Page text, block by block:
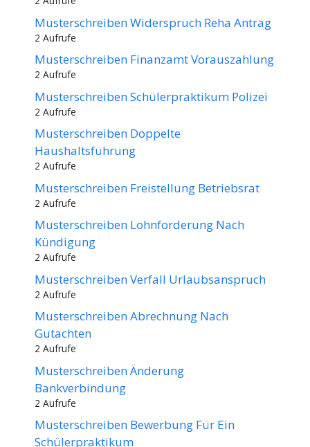
Musterschreiben Widerspruch Reha Antrag
2 Aufrufe
Musterschreiben Finanzamt Vorauszahlung
2 Aufrufe
Musterschreiben Schülerpraktikum Polizei
2 Aufrufe
Musterschreiben Doppelte
Haushaltsführung
2 Aufrufe
Musterschreiben Freistellung Betriebsrat
2 Aufrufe
Musterschreiben Lohnforderung Nach
Kündigung
2 Aufrufe
Musterschreiben Verfall Urlaubsanspruch
2 Aufrufe
Musterschreiben Abrechnung Nach
Gutachten
2 Aufrufe
Musterschreiben Änderung
Bankverbindung
2 Aufrufe
Musterschreiben Bewerbung Für Ein
Schülerpraktikum